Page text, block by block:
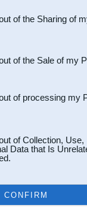
Participants
of the Sharing of
of the Sale of my
of processing my
of Collection,
Data that Is
CONFIRM